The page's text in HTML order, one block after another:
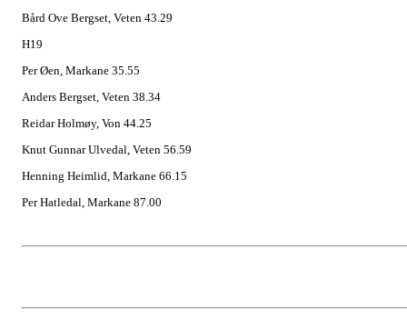
Bård Ove Bergset, Veten 43.29
H19
Per Øen, Markane 35.55
Anders Bergset, Veten 38.34
Reidar Holmøy, Von 44.25
Knut Gunnar Ulvedal, Veten 56.59
Henning Heimlid, Markane 66.15
Per Hatledal, Markane 87.00